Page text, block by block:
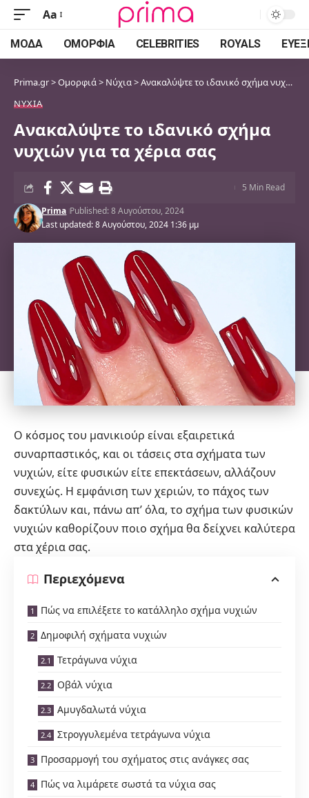
Font
Resizer
Aa
ΜΌΔΑ ΟΜΟΡΦΙΆ CELEBRITIES ROYALS
Prima.gr>Ομορφιά> Νύχια>Ανακαλύψτε το ιδανικό σχήμα νυχιών για τα χέρια σας
ΝΎΧΙΑ
Ανακαλύψτε το ιδανικό σχήμα
νυχιών για τα χέρια σας
Last updated: 8 Αυγούστου, 2024 1:36 μμ
Prima Published: 8 Αυγούστου, 2024
5 Min Read
Ο κόσμος του μανικιούρ είναι εξαιρετικά
συναρπαστικός, και οι τάσεις στα σχήματα των
νυχιών, είτε φυσικών είτε επεκτάσεων, αλλάζουν
συνεχώς. Η εμφάνιση των χεριών, το πάχος των
δακτύλων και, πάνω απ’ όλα, το σχήμα των φυσικών
νυχιών καθορίζουν ποιο σχήμα θα δείχνει καλύτερα
στα χέρια σας.
Περιεχόμενα
Πώς να επιλέξετε το κατάλληλο σχήμα νυχιών
Δημοφιλή σχήματα νυχιών
Τετράγωνα νύχια
Οβάλ νύχια
Αμυγδαλωτά νύχια
Στρογγυλεμένα τετράγωνα νύχια
Προσαρμογή του σχήματος στις ανάγκες σας
Πώς να λιμάρετε σωστά τα νύχια σας